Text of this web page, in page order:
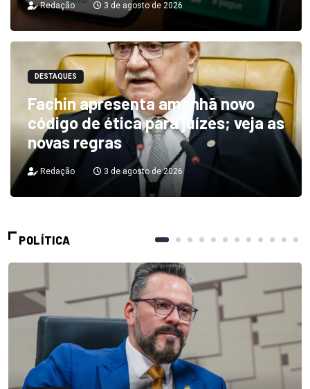
Redação 3 de agosto de 2026
DESTAQUES
Fachin apresenta amanhã novo
código de ética para juízes; veja as
novas regras
Redação 3 de agosto de 2026
POLÍTICA